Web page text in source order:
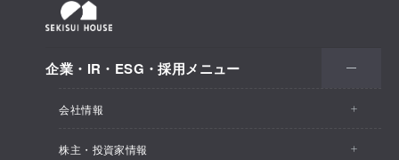
企業・IR・ESG・採用メニュー
会社情報
会社情報トップ
株主・投資家情報